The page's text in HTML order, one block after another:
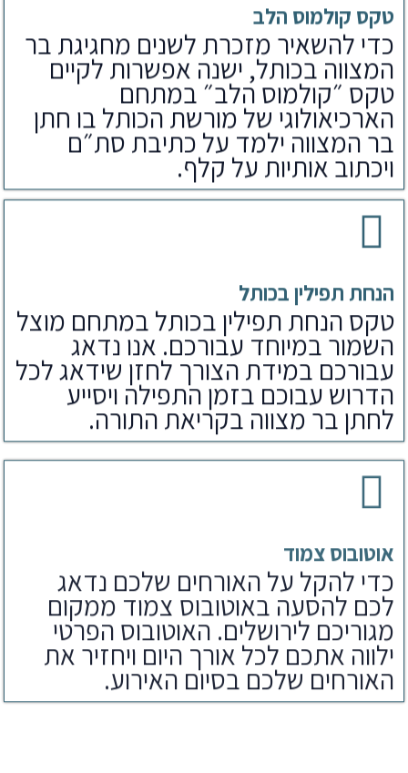
טקס קולמוס הלב
כדי להשאיר מזכרת לשנים מחגיגת בר
המצווה בכותל, ישנה אפשרות לקיים
טקס ״קולמוס הלב״ במתחם
הארכיאולוגי של מורשת הכותל בו חתן
בר המצווה ילמד על כתיבת סת״ם
ויכתוב אותיות על קלף.
הנחת תפילין בכותל
טקס הנחת תפילין בכותל במתחם מוצל
השמור במיוחד עבורכם. אנו נדאג
עבורכם במידת הצורך לחזן שידאג לכל
הדרוש עבוכם בזמן התפילה ויסייע
לחתן בר מצווה בקריאת התורה.
כדי להקל על האורחים שלכם נדאג
לכם להסעה באוטובוס צמוד ממקום
מגוריכם לירושלים. האוטובוס הפרטי
ילווה אתכם לכל אורך היום ויחזיר את
האורחים שלכם בסיום האירוע.